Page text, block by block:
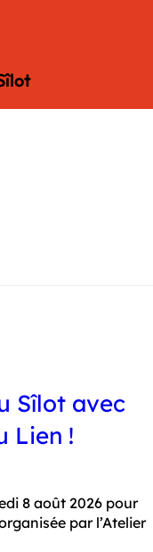
Sîlot avec
Lien !
8 août 2026 pour
par l’Atelier